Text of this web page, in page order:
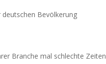
Bevölkerung
Branche mal schlechte Zeiten